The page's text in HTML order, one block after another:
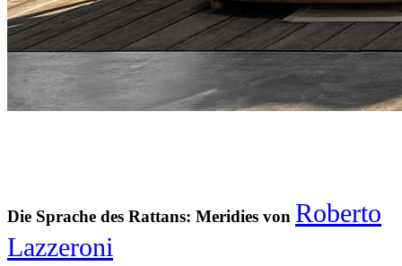
Die Sprache des Rattans: Meridies von Roberto
Lazzeroni